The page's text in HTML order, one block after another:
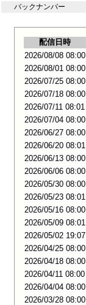
バックナンバー
配信日時
2026/08/08 08:00
2026/08/01 08:00
2026/07/25 08:00
2026/07/18 08:00
2026/07/11 08:01
2026/07/04 08:00
2026/06/27 08:00
2026/06/20 08:01
2026/06/13 08:00
2026/06/06 08:00
2026/05/30 08:00
2026/05/23 08:01
2026/05/16 08:00
2026/05/09 08:01
2026/05/02 19:07
2026/04/25 08:00
2026/04/18 08:00
2026/04/11 08:00
2026/04/04 08:00
2026/03/28 08:00